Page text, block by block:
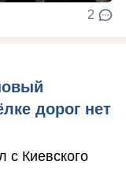
2
дорог нет
с Киевского